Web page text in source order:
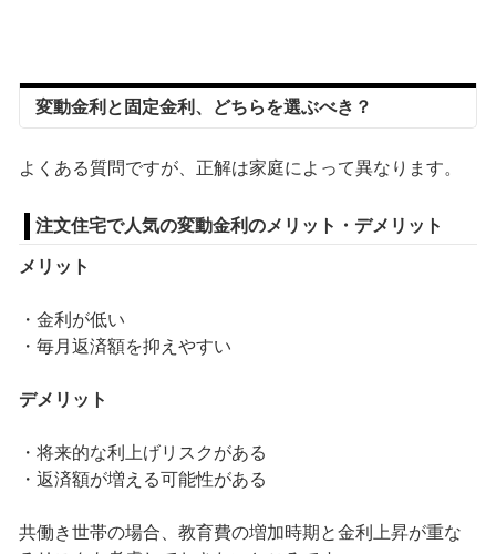
変動金利と固定金利、どちらを選ぶべき？
よくある質問ですが、正解は家庭によって異なります。
注文住宅で人気の変動金利のメリット・デメリット
メリット
・金利が低い
・毎月返済額を抑えやすい
デメリット
・将来的な利上げリスクがある
・返済額が増える可能性がある
共働き世帯の場合、教育費の増加時期と金利上昇が重な